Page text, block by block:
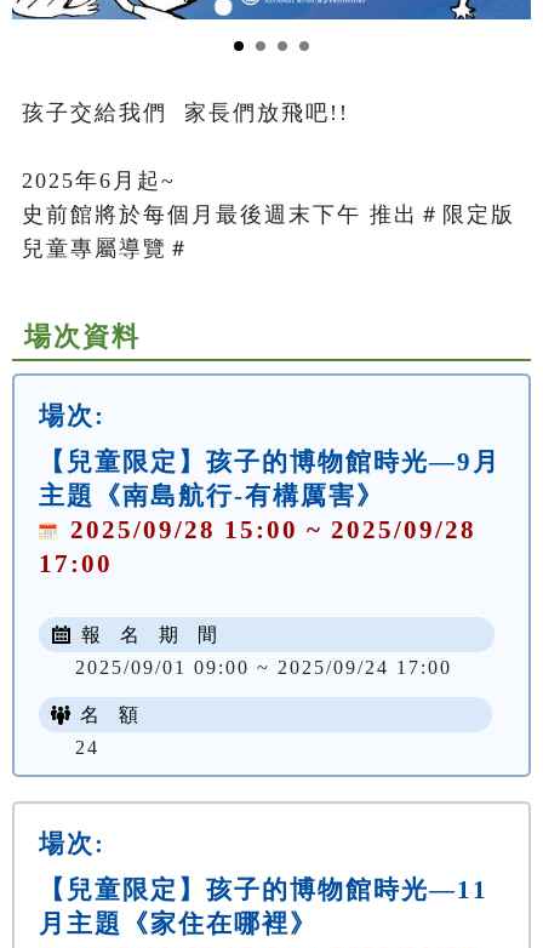
孩子交給我們  家長們放飛吧!!
2025年6月起~
史前館將於每個月最後週末下午 推出＃限定版
兒童專屬導覽＃
場次資料
場次:
【兒童限定】孩子的博物館時光—9月
主題《南島航行-有構厲害》
2025/09/28 15:00 ~ 2025/09/28
17:00
報 名 期 間
2025/09/01 09:00 ~ 2025/09/24 17:00
名 額
24
場次:
【兒童限定】孩子的博物館時光—11
月主題《家住在哪裡》